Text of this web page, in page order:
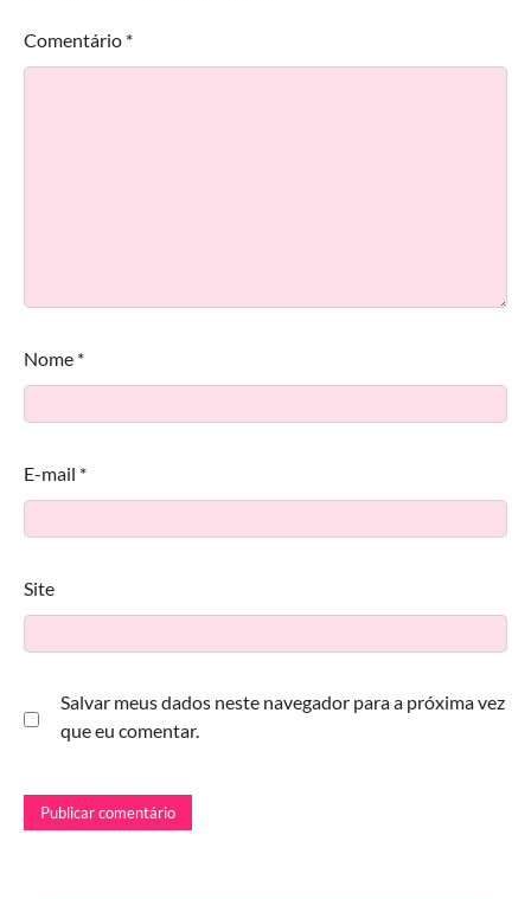
Comentário *
Nome *
E-mail *
Site
Salvar meus dados neste navegador para a próxima vez
que eu comentar.